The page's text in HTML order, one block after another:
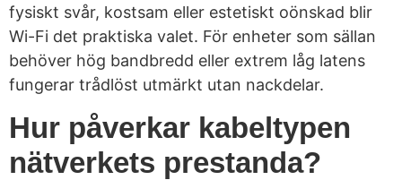
fysiskt svår, kostsam eller estetiskt oönskad blir
Wi-Fi det praktiska valet. För enheter som sällan
behöver hög bandbredd eller extrem låg latens
fungerar trådlöst utmärkt utan nackdelar.
Hur påverkar kabeltypen
nätverkets prestanda?